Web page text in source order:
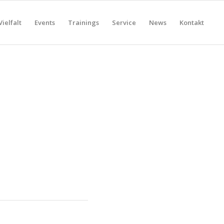
Events Trainings Service News Kontakt